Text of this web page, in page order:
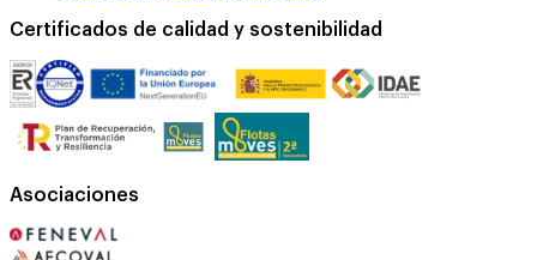
Certificados de calidad y sostenibilidad
Asociaciones